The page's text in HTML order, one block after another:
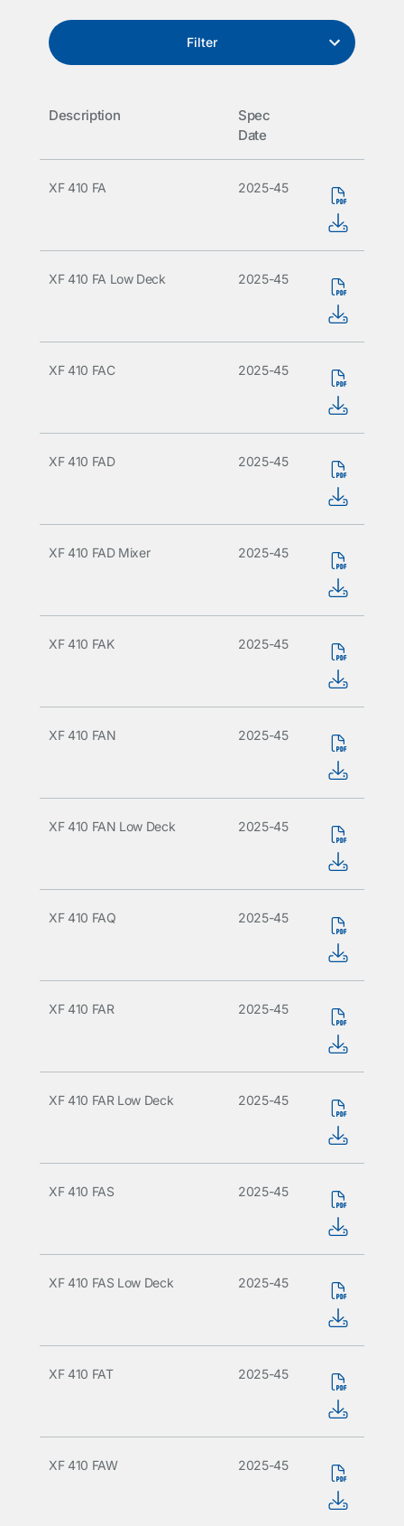
Filter
Description
Spec
Date
XF 410 FA 2025-45
XF 410 FA Low Deck 2025-45
XF 410 FAC 2025-45
XF 410 FAD 2025-45
XF 410 FAD Mixer 2025-45
XF 410 FAK 2025-45
XF 410 FAN 2025-45
XF 410 FAN Low Deck 2025-45
XF 410 FAQ 2025-45
XF 410 FAR 2025-45
XF 410 FAR Low Deck 2025-45
XF 410 FAS 2025-45
XF 410 FAS Low Deck 2025-45
XF 410 FAT 2025-45
XF 410 FAW 2025-45